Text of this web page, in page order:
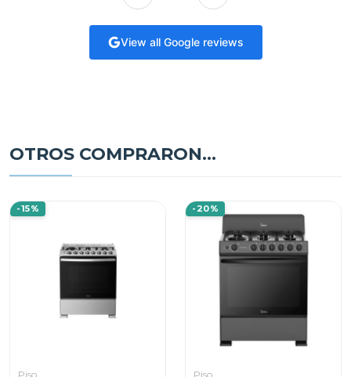
View all Google reviews
OTROS COMPRARON...
-15%
Piso
-20%
Piso